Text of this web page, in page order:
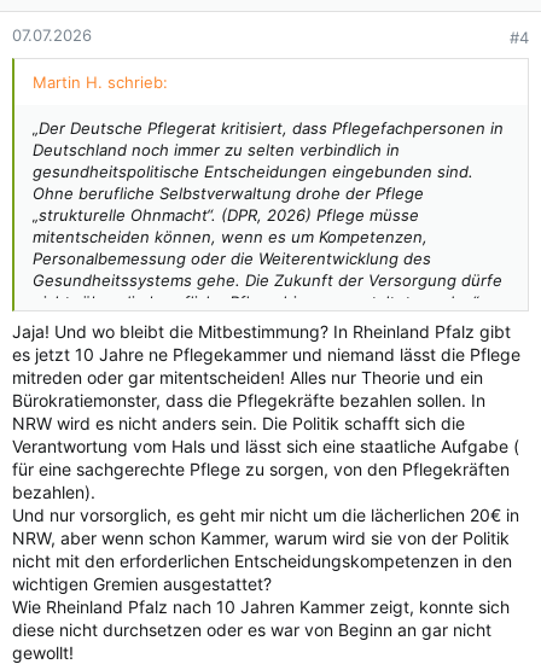
07.07.2026 #4
Martin H. schrieb:
„Der Deutsche Pflegerat kritisiert, dass Pflegefachpersonen in
Deutschland noch immer zu selten verbindlich in
gesundheitspolitische Entscheidungen eingebunden sind.
Ohne berufliche Selbstverwaltung drohe der Pflege
„strukturelle Ohnmacht“. (DPR, 2026) Pflege müsse
mitentscheiden können, wenn es um Kompetenzen,
Personalbemessung oder die Weiterentwicklung des
Gesundheitssystems gehe. Die Zukunft der Versorgung dürfe
nicht „über die berufliche Pflege hinweg gestaltet werden“.
(DPR, 2026)
Ein zentraler Baustein dafür sind Pflegekammern. Sie gelten
international seit Jahrzehnten als Ausdruck professioneller
Selbstverwaltung. Die Pflegewissenschaftlerin Edith
Kellnhauser verweist darauf, dass Pflegekammern in
Großbritannien oder den USA wesentlich dazu beigetragen
haben, Pflege als eigenständige Profession sichtbar zu
machen. (Kellnhauser, 2014) Pflegekammern sichern
Qualitätsstandards, fördern Fortbildung, vertreten berufliche
Interessen und stärken die politische Stimme der
Berufsgruppe. Gleichzeitig schützen sie die Bevölkerung,
indem sie professionelle Standards verbindlich machen.
(Kellnhauser, 2014)“
Jaja! Und wo bleibt die Mitbestimmung? In Rheinland Pfalz gibt
es jetzt 10 Jahre ne Pflegekammer und niemand lässt die Pflege
mitreden oder gar mitentscheiden! Alles nur Theorie und ein
Bürokratiemonster, dass die Pflegekräfte bezahlen sollen. In
NRW wird es nicht anders sein. Die Politik schafft sich die
Verantwortung vom Hals und lässt sich eine staatliche Aufgabe (
für eine sachgerechte Pflege zu sorgen, von den Pflegekräften
bezahlen).
Und nur vorsorglich, es geht mir nicht um die lächerlichen 20€ in
NRW, aber wenn schon Kammer, warum wird sie von der Politik
nicht mit den erforderlichen Entscheidungskompetenzen in den
wichtigen Gremien ausgestattet?
Wie Rheinland Pfalz nach 10 Jahren Kammer zeigt, konnte sich
diese nicht durchsetzen oder es war von Beginn an gar nicht
gewollt!